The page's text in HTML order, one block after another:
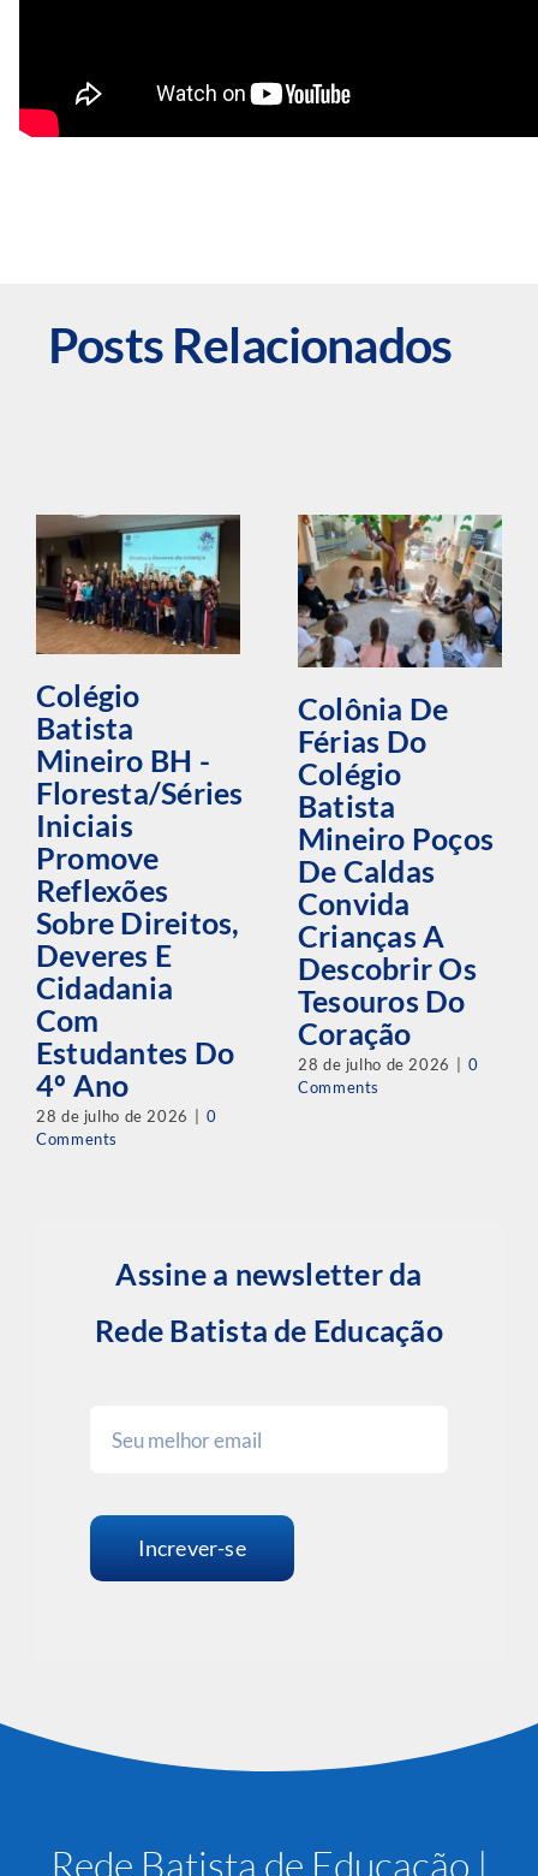
Posts Relacionados
Colégio
Batista
Mineiro BH -
Floresta/Séries
Iniciais
Promove
Reflexões
Sobre Direitos,
Deveres E
Cidadania
Com
Estudantes Do
4º Ano
28 de julho de 2026
0
Comments
Colônia De
Férias Do
Colégio
Batista
Mineiro Poços
De Caldas
Convida
Crianças A
Descobrir Os
Tesouros Do
Coração
28 de julho de 2026
0
Comments
Assine a newsletter da
Rede Batista de Educação
Increver-se
Rede Batista de Educação |